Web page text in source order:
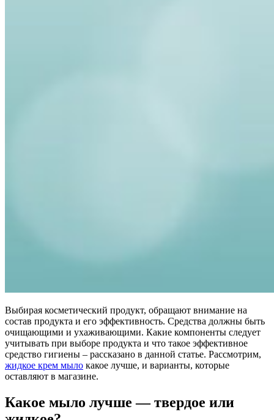
Выбирая косметический продукт, обращают внимание на
состав продукта и его эффективность. Средства должны быть
очищающими и ухаживающими. Какие компоненты следует
учитывать при выборе продукта и что такое эффективное
средство гигиены – рассказано в данной статье. Рассмотрим,
жидкое крем мыло какое лучше, и варианты, которые
оставляют в магазине.
Какое мыло лучше — твердое или